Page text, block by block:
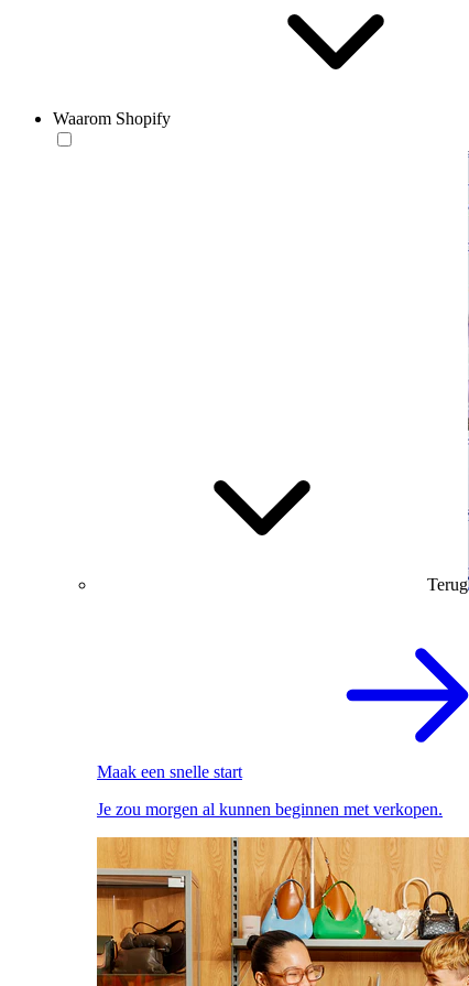
Waarom Shopify
Terug
Maak een snelle start
Je zou morgen al kunnen beginnen met verkopen.